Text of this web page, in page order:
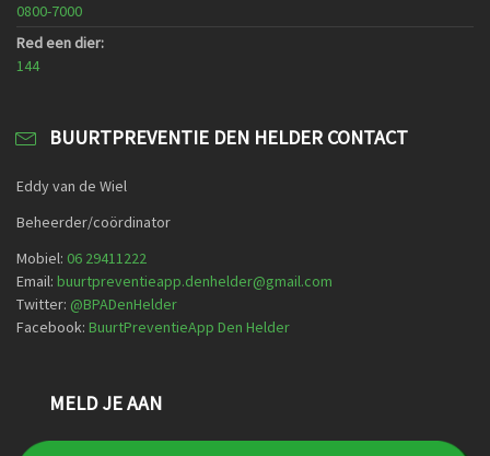
0800-7000
Red een dier:
144
BUURTPREVENTIE DEN HELDER CONTACT
Eddy van de Wiel
Beheerder/coördinator
Mobiel: 06 29411222
Email: buurtpreventieapp.denhelder@gmail.com
Twitter: @BPADenHelder
Facebook: BuurtPreventieApp Den Helder
MELD JE AAN